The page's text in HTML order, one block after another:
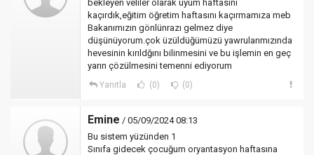
bekleyen veliler olarak uyum haftasını
kaçırdık,eğitim öğretim haftasını kaçırmamıza meb
Bakanımızın gönlünrazı gelmez diye
düşünüyorum.çok üzüldüğümüzü yawrularımızında
hevesinin kırıldğını bilinmesini ve bu işlemin en geç
yarın çözülmesini temenni ediyorum
Yanıtla (0) (0)
Emine / 05/09/2024 08:13
Bu sistem yüzünden 1
Sınıfa gidecek çocuğum oryantasyon haftasına